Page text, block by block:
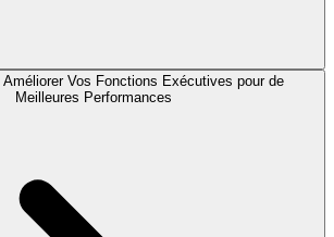
Vos Fonctions Exécutives pour de
Meilleures Performances